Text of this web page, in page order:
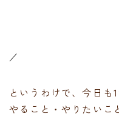
／
というわけで、今日も
やること・やりたいこ